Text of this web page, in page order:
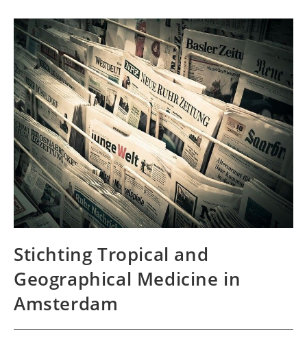
Stichting Tropical and
Geographical Medicine in
Amsterdam